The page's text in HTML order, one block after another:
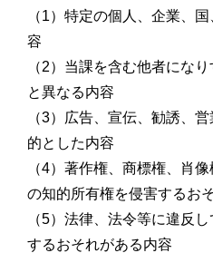
（1）特定の個人、企業、
容
（2）当課を含む他者にな
と異なる内容
（3）広告、宣伝、勧誘、
的とした内容
（4）著作権、商標権、肖
の知的所有権を侵害するお
（5）法律、法令等に違反
するおそれがある内容